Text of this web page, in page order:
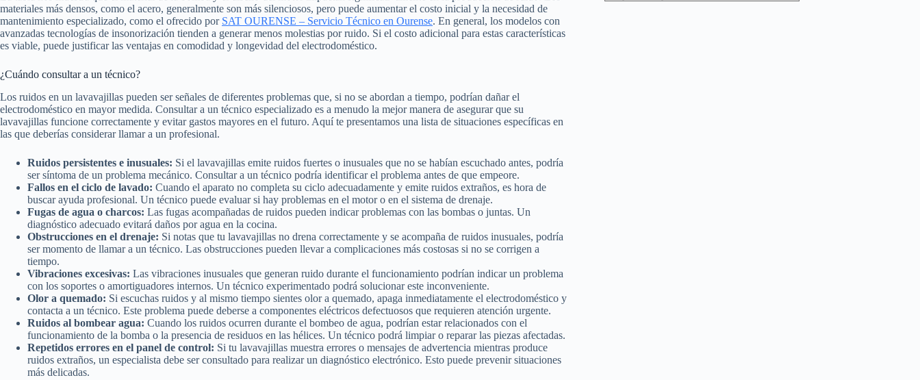
materiales más densos, como el acero, generalmente son más silenciosos, pero puede aumentar el costo inicial y la necesidad de
mantenimiento especializado, como el ofrecido por SAT OURENSE – Servicio Técnico en Ourense. En general, los modelos con
avanzadas tecnologías de insonorización tienden a generar menos molestias por ruido. Si el costo adicional para estas características
es viable, puede justificar las ventajas en comodidad y longevidad del electrodoméstico.
¿Cuándo consultar a un técnico?
Los ruidos en un lavavajillas pueden ser señales de diferentes problemas que, si no se abordan a tiempo, podrían dañar el
electrodoméstico en mayor medida. Consultar a un técnico especializado es a menudo la mejor manera de asegurar que su
lavavajillas funcione correctamente y evitar gastos mayores en el futuro. Aquí te presentamos una lista de situaciones específicas en
las que deberías considerar llamar a un profesional.
Ruidos persistentes e inusuales: Si el lavavajillas emite ruidos fuertes o inusuales que no se habían escuchado antes, podría
ser síntoma de un problema mecánico. Consultar a un técnico podría identificar el problema antes de que empeore.
Fallos en el ciclo de lavado: Cuando el aparato no completa su ciclo adecuadamente y emite ruidos extraños, es hora de
buscar ayuda profesional. Un técnico puede evaluar si hay problemas en el motor o en el sistema de drenaje.
Fugas de agua o charcos: Las fugas acompañadas de ruidos pueden indicar problemas con las bombas o juntas. Un
diagnóstico adecuado evitará daños por agua en la cocina.
Obstrucciones en el drenaje: Si notas que tu lavavajillas no drena correctamente y se acompaña de ruidos inusuales, podría
ser momento de llamar a un técnico. Las obstrucciones pueden llevar a complicaciones más costosas si no se corrigen a
tiempo.
Vibraciones excesivas: Las vibraciones inusuales que generan ruido durante el funcionamiento podrían indicar un problema
con los soportes o amortiguadores internos. Un técnico experimentado podrá solucionar este inconveniente.
Olor a quemado: Si escuchas ruidos y al mismo tiempo sientes olor a quemado, apaga inmediatamente el electrodoméstico y
contacta a un técnico. Este problema puede deberse a componentes eléctricos defectuosos que requieren atención urgente.
Ruidos al bombear agua: Cuando los ruidos ocurren durante el bombeo de agua, podrían estar relacionados con el
funcionamiento de la bomba o la presencia de residuos en las hélices. Un técnico podrá limpiar o reparar las piezas afectadas.
Repetidos errores en el panel de control: Si tu lavavajillas muestra errores o mensajes de advertencia mientras produce
ruidos extraños, un especialista debe ser consultado para realizar un diagnóstico electrónico. Esto puede prevenir situaciones
más delicadas.